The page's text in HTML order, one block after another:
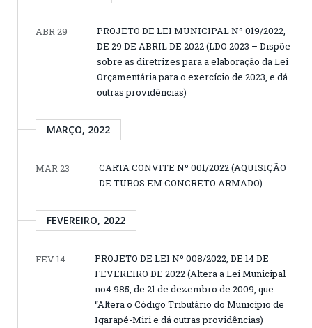
ABR 29
PROJETO DE LEI MUNICIPAL Nº 019/2022,
DE 29 DE ABRIL DE 2022 (LDO 2023 – Dispõe
sobre as diretrizes para a elaboração da Lei
Orçamentária para o exercício de 2023, e dá
outras providências)
MARÇO, 2022
MAR 23
CARTA CONVITE Nº 001/2022 (AQUISIÇÃO
DE TUBOS EM CONCRETO ARMADO)
FEVEREIRO, 2022
FEV 14
PROJETO DE LEI Nº 008/2022, DE 14 DE
FEVEREIRO DE 2022 (Altera a Lei Municipal
no4.985, de 21 de dezembro de 2009, que
“Altera o Código Tributário do Município de
Igarapé-Miri e dá outras providências)